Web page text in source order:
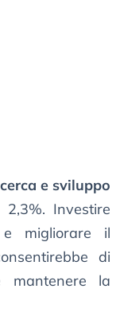
e sviluppo
Investire
e migliorare il
di
mantenere la